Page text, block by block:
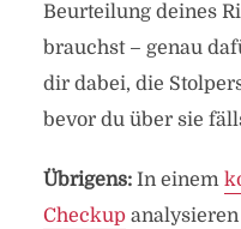
Beurteilung deines
brauchst – genau
dir dabei, die
bevor du über sie
Übrigens:In einem
Checkup